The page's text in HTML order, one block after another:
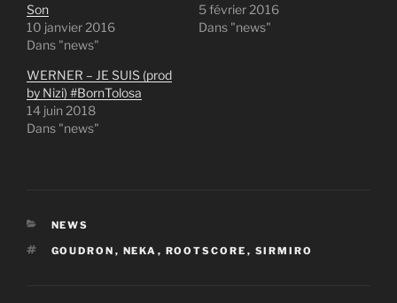
Son
10 janvier 2016
Dans "news"
5 février 2016
Dans "news"
WERNER – JE SUIS (prod
by Nizi) #BornTolosa
14 juin 2018
Dans "news"
CATÉGORIES
NEWS
ÉTIQUETTES
GOUDRON , NEKA , ROOTSCORE , SIRMIRO